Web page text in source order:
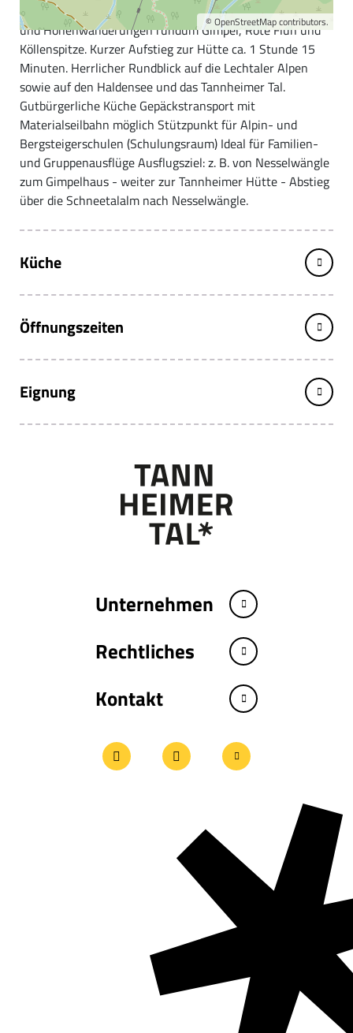
© OpenStreetMapcontributors.
Der Ideale Ausgangspunkt für zahlreiche Klettertouren
und Höhenwanderungen rundum Gimpel, Rote Flüh und
Köllenspitze. Kurzer Aufstieg zur Hütte ca. 1 Stunde 15
Minuten. Herrlicher Rundblick auf die Lechtaler Alpen
sowie auf den Haldensee und das Tannheimer Tal.
Gutbürgerliche Küche Gepäckstransport mit
Materialseilbahn möglich Stützpunkt für Alpin- und
Bergsteigerschulen (Schulungsraum) Ideal für Familien-
und Gruppenausflüge Ausflugsziel: z. B. von Nesselwängle
zum Gimpelhaus - weiter zur Tannheimer Hütte - Abstieg
über die Schneetalalm nach Nesselwängle.
Küche
Öffnungszeiten
Eignung
Unternehmen
Rechtliches
Kontakt